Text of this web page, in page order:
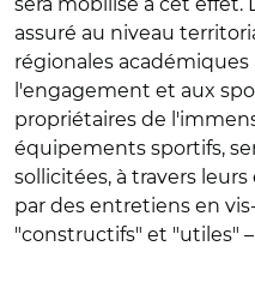
assuré au niveau
régionales académiques
l'engagement et aux
propriétaires de
équipements sportifs,
sollicitées, à travers
par des entretiens en
"constructifs" et "utiles"